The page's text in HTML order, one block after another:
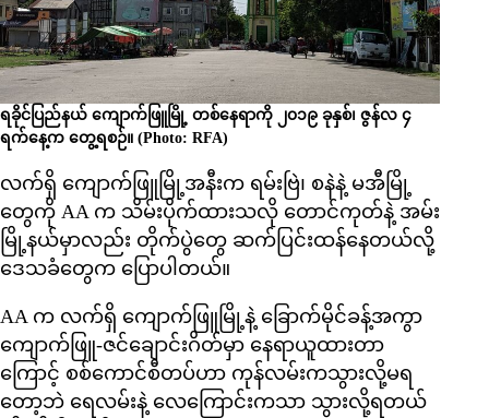
ရခိုင်ပြည်နယ် ကျောက်ဖြူမြို့ တစ်နေရာကို ၂၀၁၉ ခုနှစ်၊ ဇွန်လ ၄
ရက်နေ့က တွေ့ရစဉ်။ (Photo: RFA)
လက်ရှိ ကျောက်ဖြူမြို့အနီးက ရမ်းဗြဲ၊ စနဲနဲ့ မအီမြို့
တွေကို AA က သိမ်းပိုက်ထားသလို တောင်ကုတ်နဲ့ အမ်း
မြို့နယ်မှာလည်း တိုက်ပွဲတွေ ဆက်ပြင်းထန်နေတယ်လို့
ဒေသခံတွေက ပြောပါတယ်။
AA က လက်ရှိ ကျောက်ဖြူမြို့နဲ့ ခြောက်မိုင်ခန့်အကွာ
ကျောက်ဖြူ-ဇင်ချောင်းဂိတ်မှာ နေရာယူထားတာ
ကြောင့် စစ်ကောင်စီတပ်ဟာ ကုန်လမ်းကသွားလို့မရ
တော့ဘဲ ရေလမ်းနဲ့ လေကြောင်းကသာ သွားလို့ရတယ်